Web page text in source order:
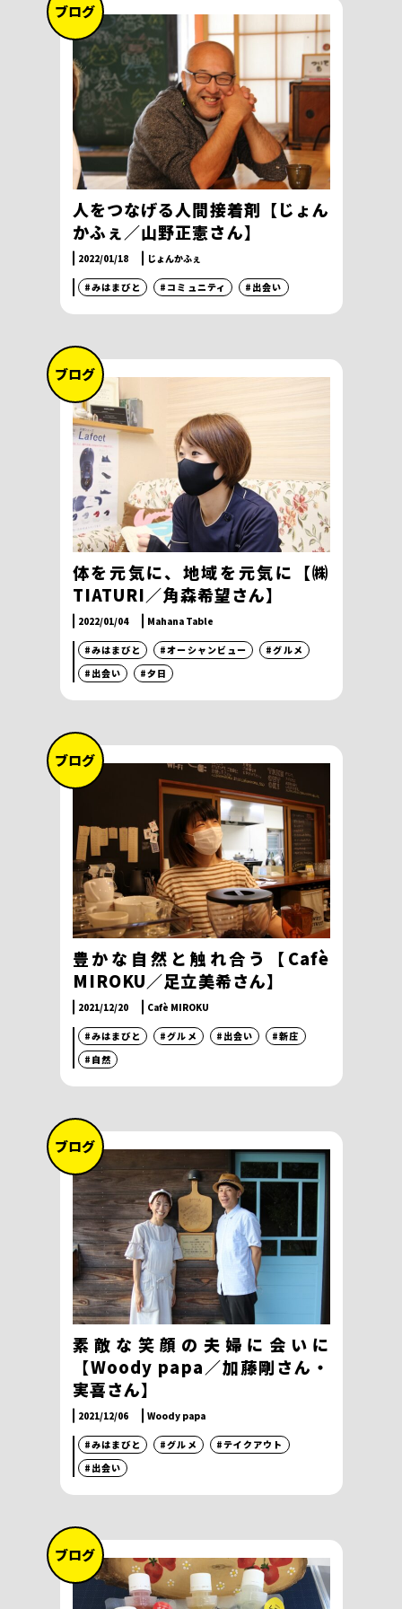
ブログ
人をつなげる人間接着剤【じょん
かふぇ／山野正憲さん】
2022/01/18 じょんかふぇ
#みはまびと #コミュニティ #出会い
ブログ
体を元気に、地域を元気に【㈱
TIATURI／角森希望さん】
2022/01/04 Mahana Table
#みはまびと #オーシャンビュー
#グルメ
#出会い
#夕日
ブログ
豊かな自然と触れ合う【Cafè
MIROKU／足立美希さん】
2021/12/20 Cafè MIROKU
#みはまびと #グルメ #出会い
#新庄
#自然
ブログ
素敵な笑顔の夫婦に会いに
【Woody papa／加藤剛さん・
実喜さん】
2021/12/06 Woody papa
#みはまびと #グルメ
#テイクアウト
#出会い
ブログ